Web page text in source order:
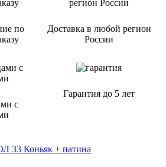
по
Доставка в любой регион
России
с
Гарантия до 5 лет